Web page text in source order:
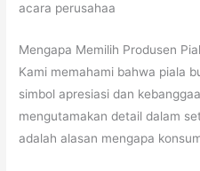
acara perusahaa
Mengapa Memilih Produsen
Kami memahami bahwa piala
simbol apresiasi dan
mengutamakan detail dalam
adalah alasan mengapa